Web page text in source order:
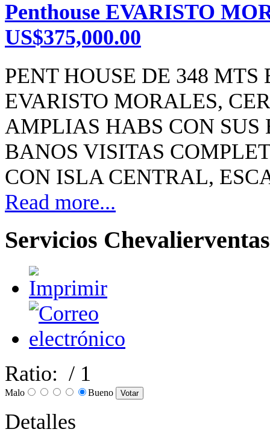
Penthouse EVARISTO
US$375,000.00
PENT HOUSE DE 348
EVARISTO MORALES,
AMPLIAS HABS CON
BANOS VISITAS
CON ISLA CENTRAL,
Read more...
Servicios Chevalierventas
Ratio: / 1
Malo Bueno
Detalles